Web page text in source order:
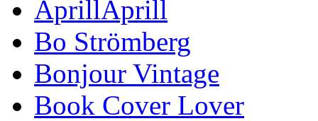
AprillAprill
Bo Strömberg
Bonjour Vintage
Book Cover Lover